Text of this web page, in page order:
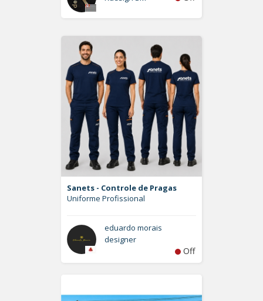
Sanets - Controle de Pragas
Uniforme Profissional
eduardo morais
designer
Off